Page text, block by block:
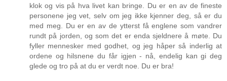
klok og vis på hva livet kan bringe. Du er en av de fineste
personene jeg vet, selv om jeg ikke kjenner deg, så er du
med meg. Du er en av de ytterst få englene som vandrer
rundt på jorden, og som det er enda sjeldnere å møte. Du
fyller mennesker med godhet, og jeg håper så inderlig at
ordene og hilsnene du får igjen - nå, endelig kan gi deg
glede og tro på at du er verdt noe. Du er bra!